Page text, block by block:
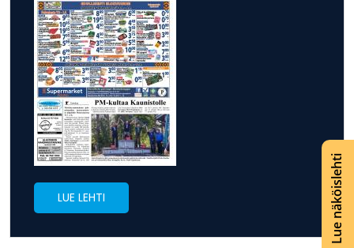
Lue näköislehti
LUE LEHTI